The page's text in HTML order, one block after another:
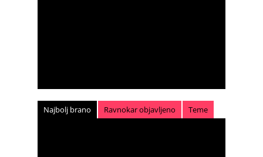
Najbolj brano Ravnokar objavljeno Teme